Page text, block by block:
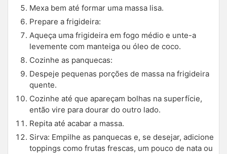
Mexa bem até formar uma massa lisa.
Prepare a frigideira:
Aqueça uma frigideira em fogo médio e unte-a
levemente com manteiga ou óleo de coco.
Cozinhe as panquecas:
Despeje pequenas porções de massa na frigideira
quente.
Cozinhe até que apareçam bolhas na superfície,
então vire para dourar do outro lado.
Repita até acabar a massa.
Sirva: Empilhe as panquecas e, se desejar, adicione
toppings como frutas frescas, um pouco de nata ou